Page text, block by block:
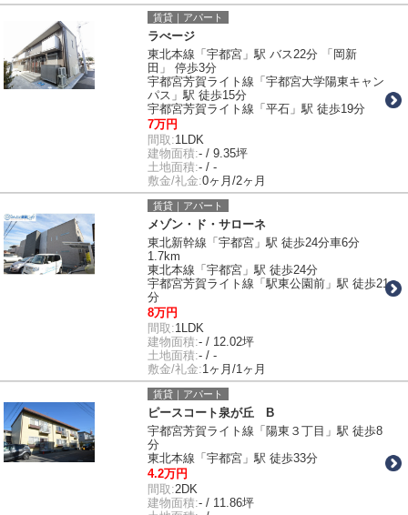
賃貸｜アパート
ラべージ
東北本線「宇都宮」駅 バス22分 「岡新
田」 停歩3分
宇都宮芳賀ライト線「宇都宮大学陽東キャン
パス」駅 徒歩15分
宇都宮芳賀ライト線「平石」駅 徒歩19分
7万円
間取:1LDK
建物面積:- / 9.35坪
土地面積:- / -
敷金/礼金:0ヶ月/2ヶ月
賃貸｜アパート
メゾン・ド・サローネ
東北新幹線「宇都宮」駅 徒歩24分車6分
1.7km
東北本線「宇都宮」駅 徒歩24分
宇都宮芳賀ライト線「駅東公園前」駅 徒歩21
分
8万円
間取:1LDK
建物面積:- / 12.02坪
土地面積:- / -
敷金/礼金:1ヶ月/1ヶ月
賃貸｜アパート
ピースコート泉が丘 B
宇都宮芳賀ライト線「陽東３丁目」駅 徒歩8
分
東北本線「宇都宮」駅 徒歩33分
4.2万円
間取:2DK
建物面積:- / 11.86坪